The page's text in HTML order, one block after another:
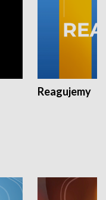
Reagujemy